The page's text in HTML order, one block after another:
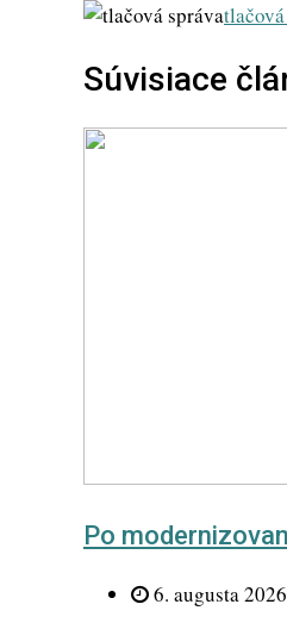
Súvisiace
Po
6. augusta 2026